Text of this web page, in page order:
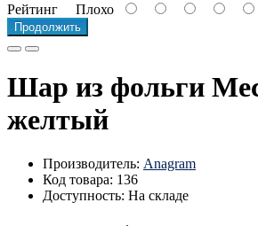
Рейтинг Плохо
Продолжить
Шар из фольги
желтый
Производитель: Anagram
Код товара: 136
Доступность: На складе